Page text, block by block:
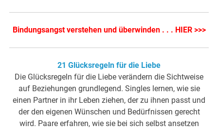
Bindungsangst verstehen und überwinden . . . HIER >>>
21 Glücksregeln für die Liebe
Die Glücksregeln für die Liebe verändern die Sichtweise
auf Beziehungen grundlegend. Singles lernen, wie sie
einen Partner in ihr Leben ziehen, der zu ihnen passt und
der den eigenen Wünschen und Bedürfnissen gerecht
wird. Paare erfahren, wie sie bei sich selbst ansetzen